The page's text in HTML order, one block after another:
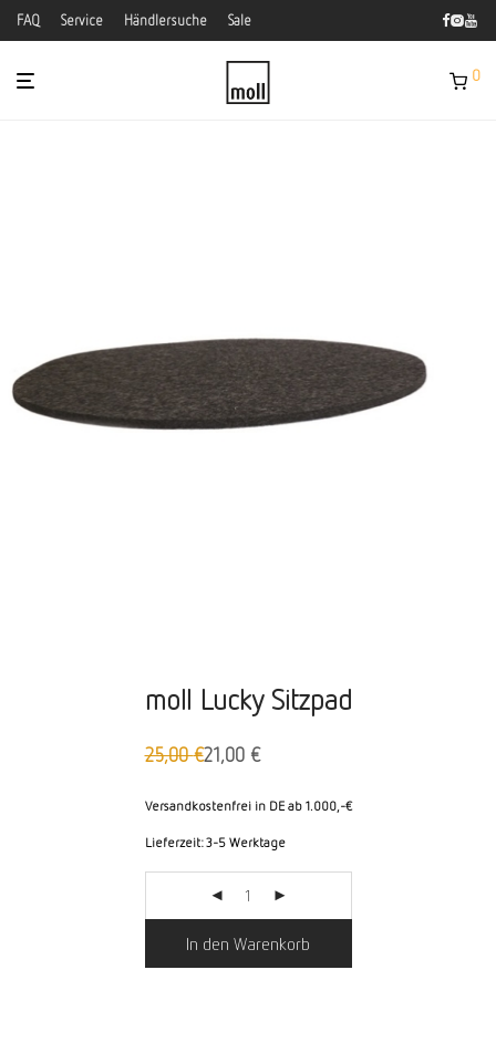
FAQ Service Händlersuche Sale
0
moll Lucky Sitzpad
25,00€
Ursprünglicher
war:
21,00 €
Aktueller
ist:
Versandkostenfrei in DE ab 1.000,-€
Lieferzeit:3-5 Werktage
In den Warenkorb